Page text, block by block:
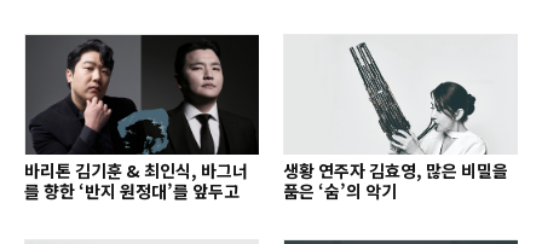
바리톤 김기훈 & 최인식, 바그너
를 향한 ‘반지 원정대’를 앞두고
생황 연주자 김효영, 많은 비밀을
품은 ‘숨’의 악기